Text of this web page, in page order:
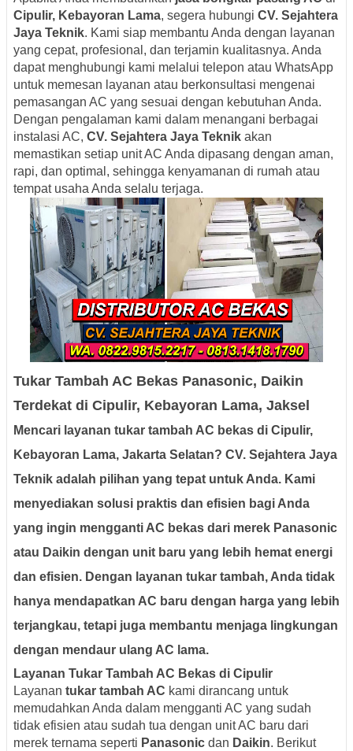
Cipulir, Kebayoran Lama, segera hubungi CV. Sejahtera
Jaya Teknik. Kami siap membantu Anda dengan layanan
yang cepat, profesional, dan terjamin kualitasnya. Anda
dapat menghubungi kami melalui telepon atau WhatsApp
untuk memesan layanan atau berkonsultasi mengenai
pemasangan AC yang sesuai dengan kebutuhan Anda.
Dengan pengalaman kami dalam menangani berbagai
instalasi AC, CV. Sejahtera Jaya Teknik akan
memastikan setiap unit AC Anda dipasang dengan aman,
rapi, dan optimal, sehingga kenyamanan di rumah atau
tempat usaha Anda selalu terjaga.
Tukar Tambah AC Bekas Panasonic, Daikin
Terdekat di Cipulir, Kebayoran Lama, Jaksel
Mencari layanan tukar tambah AC bekas di Cipulir,
Kebayoran Lama, Jakarta Selatan? CV. Sejahtera Jaya
Teknik adalah pilihan yang tepat untuk Anda. Kami
menyediakan solusi praktis dan efisien bagi Anda
yang ingin mengganti AC bekas dari merek Panasonic
atau Daikin dengan unit baru yang lebih hemat energi
dan efisien. Dengan layanan tukar tambah, Anda tidak
hanya mendapatkan AC baru dengan harga yang lebih
terjangkau, tetapi juga membantu menjaga lingkungan
dengan mendaur ulang AC lama.
Layanan Tukar Tambah AC Bekas di Cipulir
Layanan tukar tambah AC kami dirancang untuk
memudahkan Anda dalam mengganti AC yang sudah
tidak efisien atau sudah tua dengan unit AC baru dari
merek ternama seperti Panasonic dan Daikin. Berikut